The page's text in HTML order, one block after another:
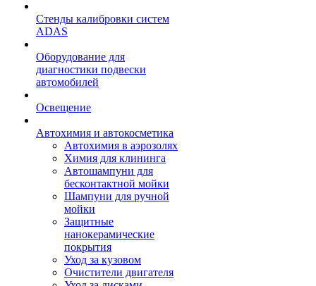
Стенды калибровки систем
ADAS
Оборудование для
диагностики подвески
автомобилей
Освещение
Автохимия и автокосметика
Автохимия в аэрозолях
Химия для клининга
Автошампуни для
бесконтактной мойки
Шампуни для ручной
мойки
Защитные
нанокерамические
покрытия
Уход за кузовом
Очистители двигателя